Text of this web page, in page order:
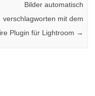
Bilder automatisch
verschlagworten mit dem
Plugin für Lightroom →